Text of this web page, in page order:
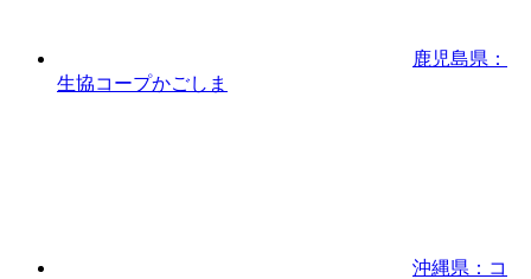
鹿児島県：
生協コープかごしま
沖縄県：コ